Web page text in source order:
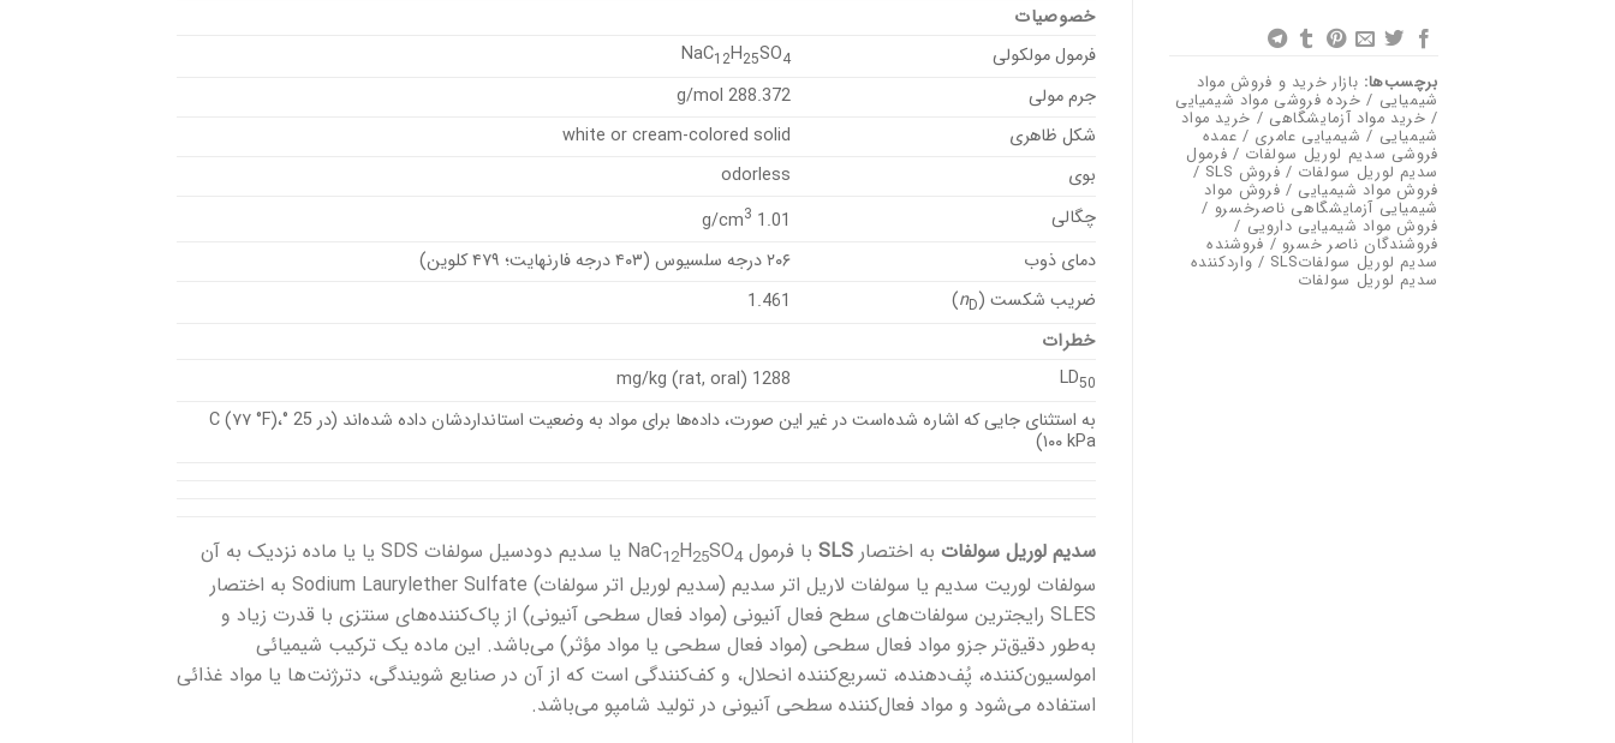
برچسب‌ها: بازار خرید و فروش مواد
شیمیایی / خرده فروشی مواد شیمیایی
/ خرید مواد آزمایشگاهی / خرید مواد
شیمیایی / شیمیایی عامری / عمده
فروشی سدیم لوریل سولفات / فرمول
سدیم لوریل سولفات / فروش SLS /
فروش مواد شیمیایی / فروش مواد
شیمیایی آزمایشگاهی ناصرخسرو /
فروش مواد شیمیایی دارویی /
فروشندگان ناصر خسرو / فروشنده
سدیم لوریل سولفاتSLS / واردکننده
سدیم لوریل سولفات
خصوصیات
فرمول مولکولی
NaC12H25SO4
جرم مولی
288.372 g/mol
شکل ظاهری
white or cream-colored solid
بوی
odorless
چگالی
1.01 g/cm
3
دمای ذوب
۲۰۶ درجه سلسیوس (۴۰۳ درجه فارنهایت؛ ۴۷۹ کلوین)
ضریب شکست ( nD
)
1.461
خطرات
LD50
1288 mg/kg (rat, oral)
به استثنای جایی که اشاره شده‌است در غیر این صورت، داده‌ها برای مواد به وضعیت استانداردشان داده شده‌اند (در 25 °C (۷۷ °F)،
۱۰۰ kPa)
سدیم لوریل سولفات به اختصار SLS با فرمول NaC 12H25SO4
یا سدیم دودسیل سولفات SDS یا یا ماده نزدیک به آن
سولفات لوریت سدیم یا سولفات لاریل اتر سدیم (سدیم لوریل اتر سولفات) Sodium Laurylether Sulfate به اختصار
SLES رایجترین سولفات‌های سطح فعال آنیونی (مواد فعال سطحی آنیونی) از پاک‌کننده‌های سنتزی با قدرت زیاد و
به‌طور دقیق‌تر جزو مواد فعال سطحی (مواد فعال سطحی یا مواد مؤثر) می‌باشد. این ماده یک ترکیب شیمیائی
امولسیون‌کننده، پُف‌دهنده، تسریع‌کننده انحلال، و کف‌کنندگی است که از آن در صنایع شویندگی، دترژنت‌ها یا مواد غذائی
استفاده می‌شود و مواد فعال‌کننده سطحی آنیونی در تولید شامپو می‌باشد.